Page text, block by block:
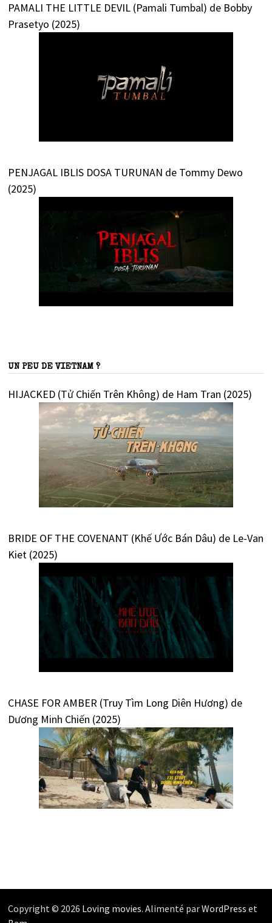
PAMALI THE LITTLE DEVIL (Pamali Tumbal) de Bobby
Prasetyo (2025)
PENJAGAL IBLIS DOSA TURUNAN de Tommy Dewo
(2025)
UN PEU DE VIETNAM ?
HIJACKED (Tử Chiến Trên Không) de Ham Tran (2025)
BRIDE OF THE COVENANT (Khế Ước Bán Dâu) de Le-Van
Kiet (2025)
CHASE FOR AMBER (Truy Tìm Long Diên Hương) de
Dương Minh Chiến (2025)
Copyright © 2026 Loving movies. Alimenté parWordPress et